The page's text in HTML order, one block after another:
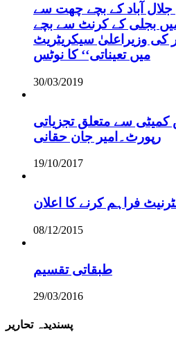
آباد کے بچے چھت سے
بجلی کے کرنٹ سے بچے
کی وزیراعلیٰ سیکریٹریٹ
میں تعیناتی‘‘ کا نوٹس
30/03/2019
کمیٹی سے متعلق تجزیاتی
رپورٹ۔امیر جان حقانی
19/10/2017
فراہم کرنے کا اعلان
08/12/2015
طبقاتی تقسیم
29/03/2016
پسندیدہ تحاریر